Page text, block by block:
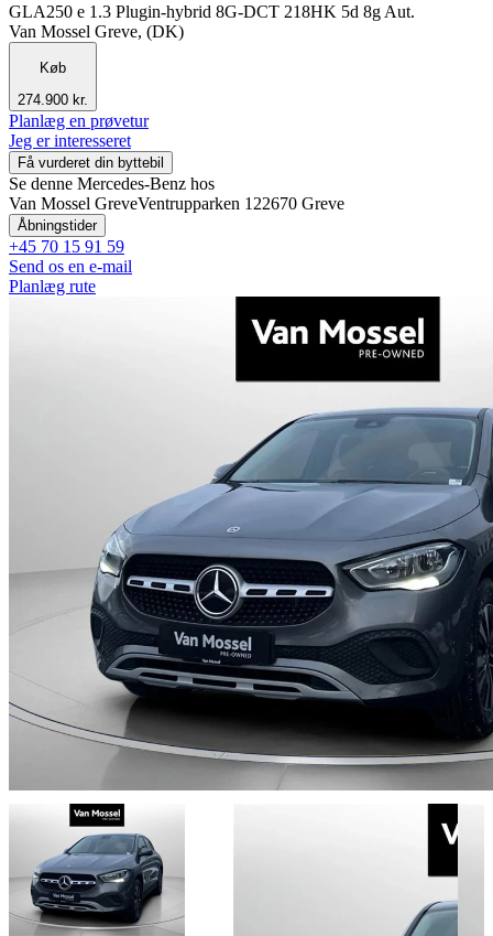
GLA250 e 1.3 Plugin-hybrid 8G-DCT 218HK 5d 8g Aut.
Van Mossel Greve, (DK)
Køb
274.900 kr.
Planlæg en prøvetur
Jeg er interesseret
Få vurderet din byttebil
Se denne Mercedes-Benz hos
Van Mossel GreveVentrupparken 122670 Greve
Åbningstider
+45 70 15 91 59
Send os en e-mail
Planlæg rute